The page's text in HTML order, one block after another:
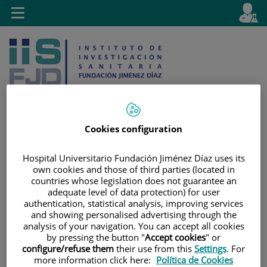
Saltar al contenido
contenido
activo
es
Toggle
navigation
Cookies configuration
Hospital Universitario Fundación Jiménez Díaz uses its
own cookies and those of third parties (located in
countries whose legislation does not guarantee an
adequate level of data protection) for user
authentication, statistical analysis, improving services
and showing personalised advertising through the
analysis of your navigation. You can accept all cookies
by pressing the button "Accept cookies" or
configure/refuse them their use from this Settings. For
more information click here: Política de Cookies